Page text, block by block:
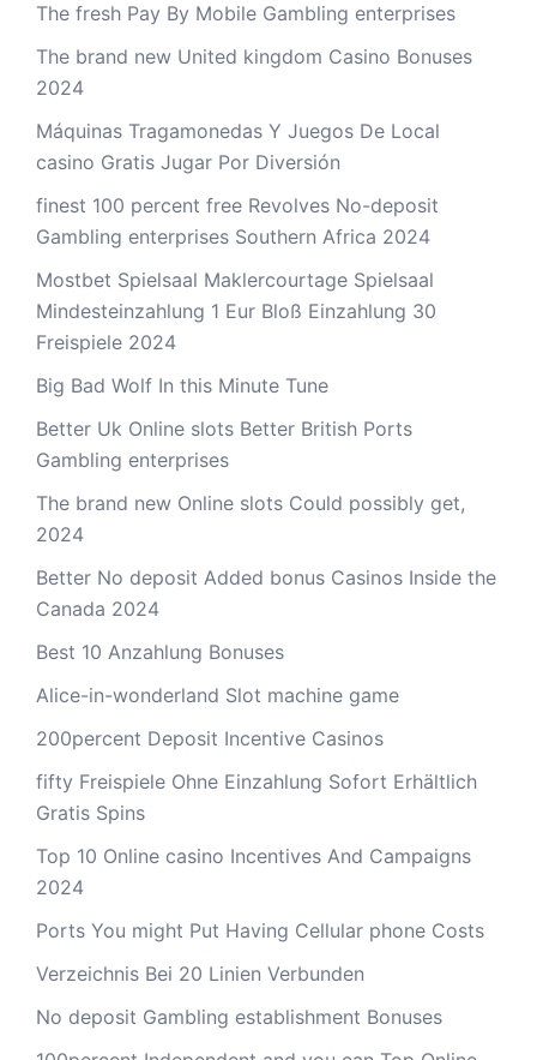
The fresh Pay By Mobile Gambling enterprises
The brand new United kingdom Casino Bonuses
2024
Máquinas Tragamonedas Y Juegos De Local
casino Gratis Jugar Por Diversión
finest 100 percent free Revolves No-deposit
Gambling enterprises Southern Africa 2024
Mostbet Spielsaal Maklercourtage Spielsaal
Mindesteinzahlung 1 Eur Bloß Einzahlung 30
Freispiele 2024
Big Bad Wolf In this Minute Tune
Better Uk Online slots Better British Ports
Gambling enterprises
The brand new Online slots Could possibly get,
2024
Better No deposit Added bonus Casinos Inside the
Canada 2024
Best 10 Anzahlung Bonuses
Alice-in-wonderland Slot machine game
200percent Deposit Incentive Casinos
fifty Freispiele Ohne Einzahlung Sofort Erhältlich
Gratis Spins
Top 10 Online casino Incentives And Campaigns
2024
Ports You might Put Having Cellular phone Costs
Verzeichnis Bei 20 Linien Verbunden
No deposit Gambling establishment Bonuses